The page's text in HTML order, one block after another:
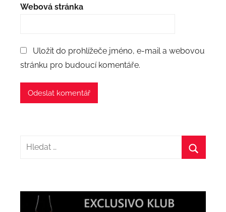
Webová stránka
Uložit do prohlížeče jméno, e-mail a webovou
stránku pro budoucí komentáře.
Hledat: